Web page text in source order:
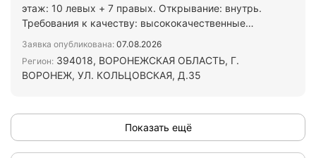
этаж: 10 левых + 7 правых. Открывание: внутрь.
Требования к качеству: высококачественные
Заявка опубликована: 07.08.2026
Регион: 394018, ВОРОНЕЖСКАЯ ОБЛАСТЬ, Г.
ВОРОНЕЖ, УЛ. КОЛЬЦОВСКАЯ, Д.35
Показать ещё